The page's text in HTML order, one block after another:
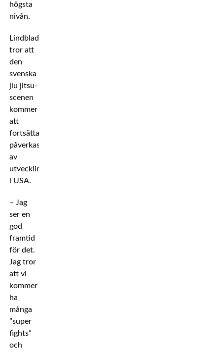
högsta
nivån.
Lindblad
tror att
den
svenska
jiu jitsu-
scenen
kommer
att
fortsätta
påverkas
av
utvecklingen
i USA.
– Jag
ser en
god
framtid
för det.
Jag tror
att vi
kommer
ha
många
”super
fights”
och